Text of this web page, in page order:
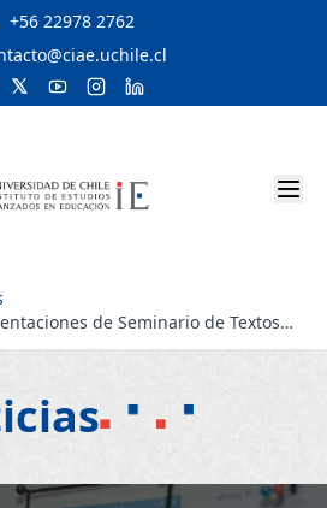
+56 22978 2762
de Seminario de Textos